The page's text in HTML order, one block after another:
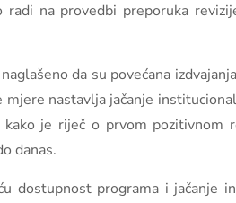
na provedbi preporuka
da su povećana
nastavlja jačanje
je riječ o prvom pozitivnom
danas.
dostupnost programa i jačanje